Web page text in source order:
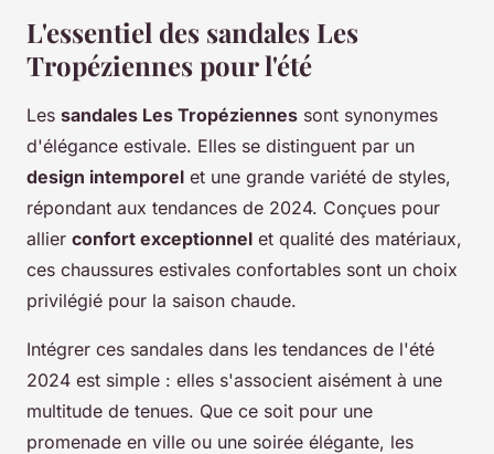
L'essentiel des sandales Les
Tropéziennes pour l'été
Les sandales Les Tropéziennes sont synonymes
d'élégance estivale. Elles se distinguent par un
design intemporel et une grande variété de styles,
répondant aux tendances de 2024. Conçues pour
allier confort exceptionnel et qualité des matériaux,
ces chaussures estivales confortables sont un choix
privilégié pour la saison chaude.
Intégrer ces sandales dans les tendances de l'été
2024 est simple : elles s'associent aisément à une
multitude de tenues. Que ce soit pour une
promenade en ville ou une soirée élégante, les